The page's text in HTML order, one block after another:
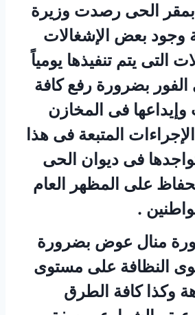
بمقر الحى رصدت وزيرة
وجود بعض الإشغالات
التى يتم تنفيذها يومياً
بضرورة رفع كافة
وإيداعها فى المخازن
المتبعة فى هذا
فى ديوان الحى
على المظهر العام
.
منال عوض بضرورة
النظافة على مستوى
وكذا كافة الطرق